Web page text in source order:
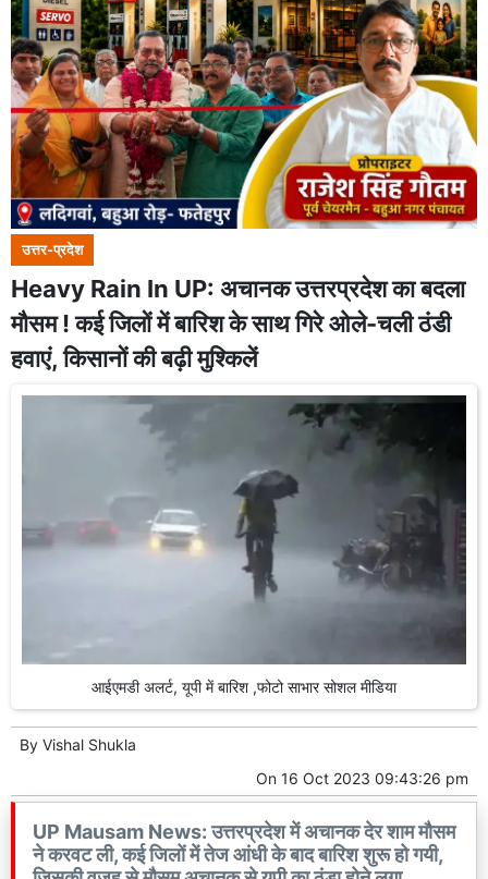
उत्तर-प्रदेश
Heavy Rain In UP: अचानक उत्तरप्रदेश का बदला
मौसम ! कई जिलों में बारिश के साथ गिरे ओले-चली ठंडी
हवाएं, किसानों की बढ़ी मुश्किलें
आईएमडी अलर्ट, यूपी में बारिश ,फोटो साभार सोशल मीडिया
By Vishal Shukla
On 16 Oct 2023 09:43:26 pm
UP Mausam News: उत्तरप्रदेश में अचानक देर शाम मौसम
ने करवट ली, कई जिलों में तेज आंधी के बाद बारिश शुरू हो गयी,